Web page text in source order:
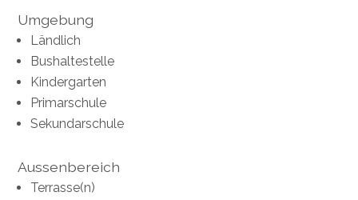
Umgebung
Ländlich
Bushaltestelle
Kindergarten
Primarschule
Sekundarschule
Aussenbereich
Terrasse(n)